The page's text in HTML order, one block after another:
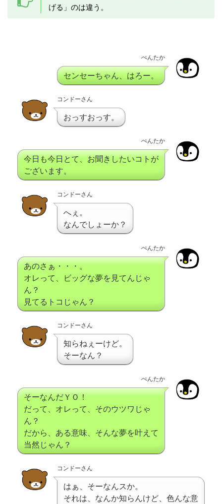
げる」のは違う。
ぺんたか
センセーちゃん、はろー。
コンドーさん
おっすおっす。
ぺんたか
今日も今日とて、お聞きしたいコトが
ございます。
コンドーさん
へぇ。
なんでしょーか？
ぺんたか
あのさぁ・・・。
オレって、ビッグな夢を見てんじゃ
ん？
見てるトコじゃん？
コンドーさん
知らねぇーけど。
そーなん？
ぺんたか
そーなんだＹＯ！
だって、オレって、そのウツワじゃ
ん？
だから、ある意味、そんな夢を叶えて
当然じゃん？
コンドーさん
はぁ、そーなんスか。
それは、なんか知らんけど、色んな意